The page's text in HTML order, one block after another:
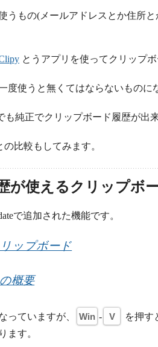
うもの(メールアドレスとか住所
とうアプリを使ってクリップ
度使うと無くてはならないものに
も純正でクリップボード履歴が出
比較もしてみます。
が使えるクリップボ
で追加された機能です。
リップボード
概要
っていますが、 Win - V を押す
ます。